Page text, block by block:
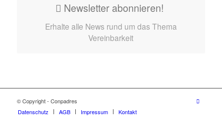
Newsletter abonnieren!
Erhalte alle News rund um das Thema
Vereinbarkeit
© Copyright - Conpadres
Datenschutz
AGB Impressum Kontakt